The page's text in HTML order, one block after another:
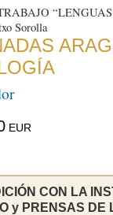
Sorolla
EUR
CON LA
y PRENSAS DE